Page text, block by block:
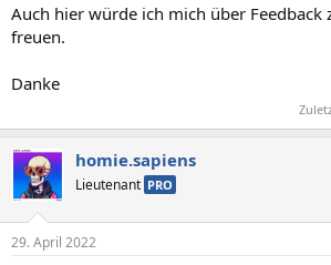
Auch hier würde ich mich über Feedback
freuen.
Danke
homie.sapiens
Lieutenant PRO
29. April 2022